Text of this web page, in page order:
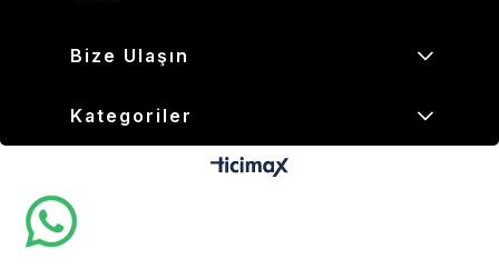
Bize Ulaşın
Kategoriler